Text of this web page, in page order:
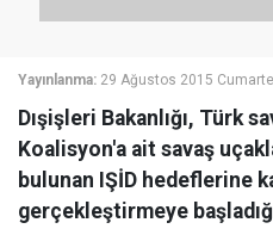
Yayınlanma: 29 Ağustos 2015
Dışişleri Bakanlığı, Türk
Koalisyon'a ait savaş
bulunan IŞİD hedeflerine
gerçekleştirmeye